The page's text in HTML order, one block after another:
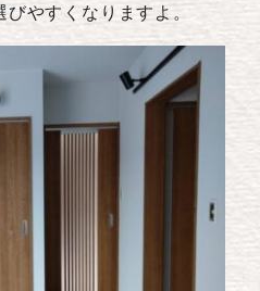
やすくなりますよ。